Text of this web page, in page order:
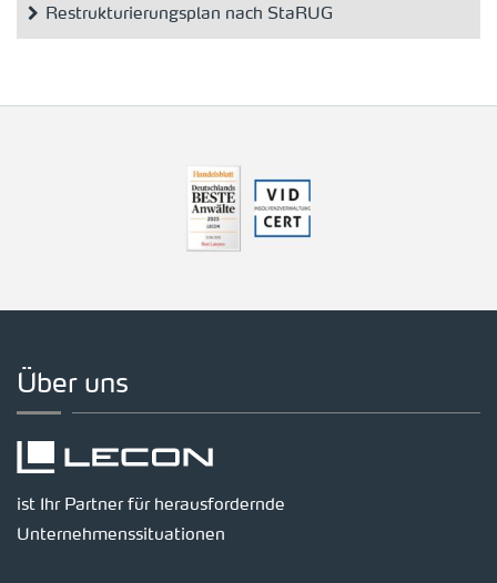
Restrukturierungsplan nach StaRUG
Über uns
ist Ihr Partner für herausfordernde
Unternehmenssituationen